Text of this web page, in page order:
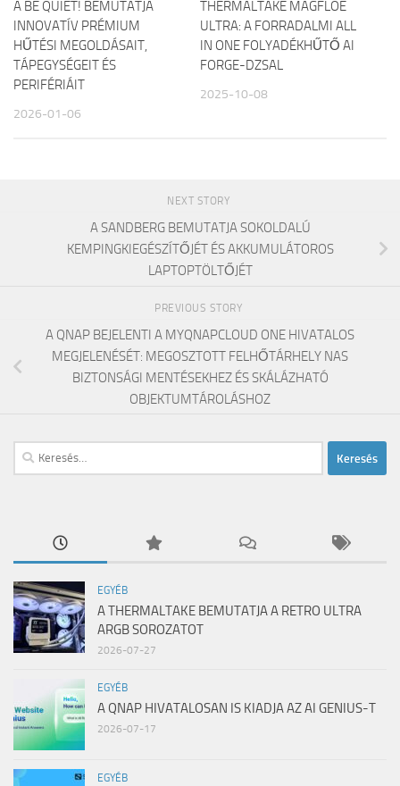
A BE QUIET! BEMUTATJA
INNOVATÍV PRÉMIUM
HŰTÉSI MEGOLDÁSAIT,
TÁPEGYSÉGEIT ÉS
PERIFÉRIÁIT
2026-01-06
THERMALTAKE MAGFLOE
ULTRA: A FORRADALMI ALL
IN ONE FOLYADÉKHŰTŐ AI
FORGE-DZSAL
2025-10-08
NEXT STORY
A SANDBERG BEMUTATJA SOKOLDALÚ
KEMPINGKIEGÉSZÍTŐJÉT ÉS AKKUMULÁTOROS
LAPTOPTÖLTŐJÉT
PREVIOUS STORY
A QNAP BEJELENTI A MYQNAPCLOUD ONE HIVATALOS
MEGJELENÉSÉT: MEGOSZTOTT FELHŐTÁRHELY NAS
BIZTONSÁGI MENTÉSEKHEZ ÉS SKÁLÁZHATÓ
OBJEKTUMTÁROLÁSHOZ
Keresés:
EGYÉB
A THERMALTAKE BEMUTATJA A RETRO ULTRA
ARGB SOROZATOT
2026-07-27
EGYÉB
A QNAP HIVATALOSAN IS KIADJA AZ AI GENIUS-T
2026-07-17
EGYÉB